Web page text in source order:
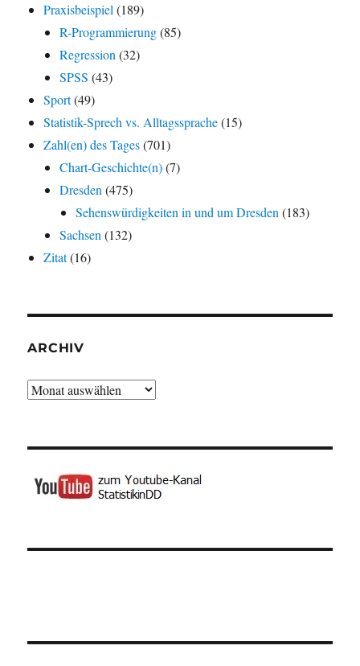
Praxisbeispiel (189)
R-Programmierung(85)
Regression (32)
SPSS (43)
Sport(49)
Statistik-Sprech vs. Alltagssprache(15)
Zahl(en) des Tages(701)
Chart-Geschichte(n)(7)
Dresden (475)
Sehenswürdigkeiten in und um Dresden (183)
Sachsen (132)
Zitat(16)
ARCHIV
Archiv